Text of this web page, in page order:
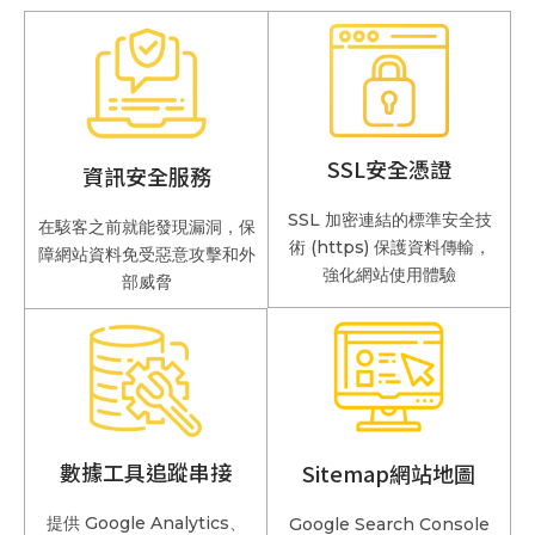
網域註冊服務
提供網域註冊服務，讓您輕鬆擁有專屬網站名稱，建立
品牌形象
立即洽談
資訊安全服務
在駭客之前就能發現漏洞，保
障網站資料免受惡意攻擊和外
部威脅
SSL安全憑證
SSL 加密連結的標準安全技
術 (https) 保護資料傳輸，
強化網站使用體驗
數據工具追蹤串接
提供 Google Analytics、
Sitemap網站地圖
Google Search Console